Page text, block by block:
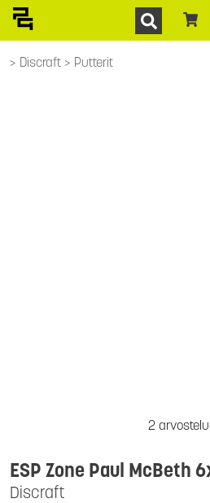
Discraft Putterit
2
Discraft
ESP Zone Paul McBeth